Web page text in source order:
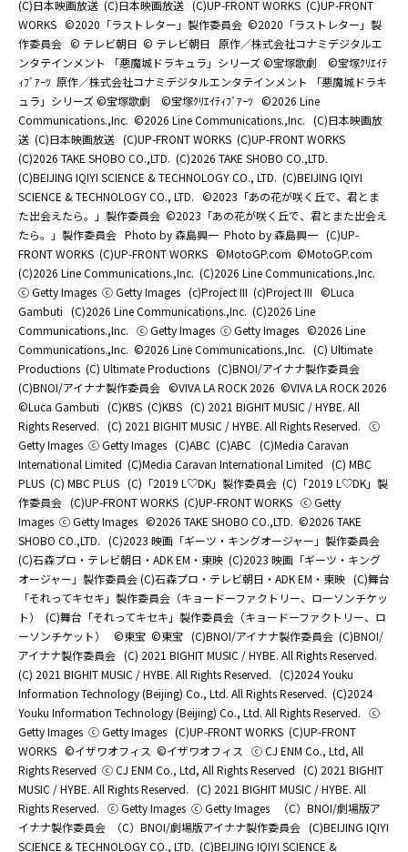
(C)日本映画放送 (C)日本映画放送 (C)UP-FRONT WORKS (C)UP-FRONT
WORKS ©2020「ラストレター」製作委員会 ©2020「ラストレター」製
作委員会 © テレビ朝日 © テレビ朝日
原作／株式会社コナミデジタルエ
ンタテインメント 「悪魔城ドラキュラ」シリーズ ©宝塚歌劇 ©宝塚ｸﾘｴｲﾃ
ｨﾌﾞｱｰﾂ 原作／株式会社コナミデジタルエンタテインメント 「悪魔城ドラキ
ュラ」シリーズ ©宝塚歌劇 ©宝塚ｸﾘｴｲﾃｨﾌﾞｱｰﾂ ©2026 Line
Communications.,Inc. ©2026 Line Communications.,Inc. (C)日本映画放
送 (C)日本映画放送 (C)UP-FRONT WORKS (C)UP-FRONT WORKS
(C)2026 TAKE SHOBO CO.,LTD. (C)2026 TAKE SHOBO CO.,LTD.
(C)BEIJING IQIYI SCIENCE & TECHNOLOGY CO., LTD. (C)BEIJING IQIYI
SCIENCE & TECHNOLOGY CO., LTD. ©2023「あの花が咲く丘で、君とま
た出会えたら。」製作委員会 ©2023「あの花が咲く丘で、君とまた出会え
たら。」製作委員会 Photo by 森島興一 Photo by 森島興一 (C)UP-
FRONT WORKS (C)UP-FRONT WORKS ©MotoGP.com ©MotoGP.com
(C)2026 Line Communications.,Inc. (C)2026 Line Communications.,Inc.
ⓒ Getty Images ⓒ Getty Images (c)Project III (c)Project III ©Luca
Gambuti (C)2026 Line Communications.,Inc. (C)2026 Line
Communications.,Inc. ⓒ Getty Images ⓒ Getty Images ©2026 Line
Communications.,Inc. ©2026 Line Communications.,Inc. (C) Ultimate
Productions (C) Ultimate Productions (C)BNOI/アイナナ製作委員会
(C)BNOI/アイナナ製作委員会 ©️VIVA LA ROCK 2026 ©️VIVA LA ROCK 2026
©Luca Gambuti (C)KBS (C)KBS (C) 2021 BIGHIT MUSIC / HYBE. All
Rights Reserved. (C) 2021 BIGHIT MUSIC / HYBE. All Rights Reserved. ⓒ
Getty Images ⓒ Getty Images (C)ABC (C)ABC (C)Media Caravan
International Limited (C)Media Caravan International Limited (C) MBC
PLUS (C) MBC PLUS (C)「2019 L♡DK」製作委員会 (C)「2019 L♡DK」製
作委員会 (C)UP-FRONT WORKS (C)UP-FRONT WORKS ⓒ Getty
Images ⓒ Getty Images ©2026 TAKE SHOBO CO.,LTD. ©2026 TAKE
SHOBO CO.,LTD. (C)2023 映画「ギーツ・キングオージャー」製作委員会
(C)石森プロ・テレビ朝日・ADK EM・東映 (C)2023 映画「ギーツ・キング
オージャー」製作委員会 (C)石森プロ・テレビ朝日・ADK EM・東映 (C)舞台
「それってキセキ」製作委員会（キョードーファクトリー、ローソンチケッ
ト）
(C)舞台「それってキセキ」製作委員会（キョードーファクトリー、ロ
ーソンチケット）
©東宝 ©東宝 (C)BNOI/アイナナ製作委員会 (C)BNOI/
アイナナ製作委員会 (C) 2021 BIGHIT MUSIC / HYBE. All Rights Reserved.
(C) 2021 BIGHIT MUSIC / HYBE. All Rights Reserved. (C)2024 Youku
Information Technology (Beijing) Co., Ltd. All Rights Reserved. (C)2024
Youku Information Technology (Beijing) Co., Ltd. All Rights Reserved. ⓒ
Getty Images ⓒ Getty Images (C)UP-FRONT WORKS (C)UP-FRONT
WORKS ©イザワオフィス ©イザワオフィス
ⓒ CJ ENM Co., Ltd, All
Rights Reserved ⓒ CJ ENM Co., Ltd, All Rights Reserved (C) 2021 BIGHIT
MUSIC / HYBE. All Rights Reserved. (C) 2021 BIGHIT MUSIC / HYBE. All
Rights Reserved. ⓒ Getty Images ⓒ Getty Images
（C）BNOI/劇場版ア
イナナ製作委員会
（C）BNOI/劇場版アイナナ製作委員会 (C)BEIJING IQIYI
SCIENCE & TECHNOLOGY CO., LTD. (C)BEIJING IQIYI SCIENCE &